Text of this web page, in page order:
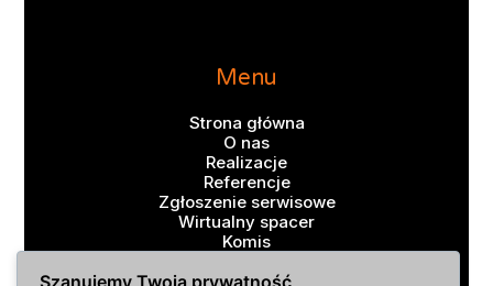
Menu
Strona główna
O nas
Realizacje
Referencje
Zgłoszenie serwisowe
Wirtualny spacer
Komis
Sklep